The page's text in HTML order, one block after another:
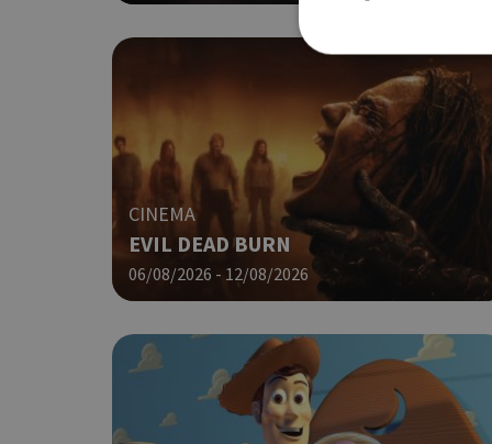
CINEMA
EVIL DEAD BURN
06/08/2026 - 12/08/2026
Τα απολύτως
ιστότοπος δεν μπορεί
Ονοματεπώνυμο
G_ENABLED_IDPS